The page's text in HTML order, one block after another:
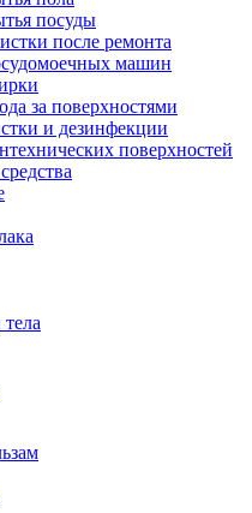
посуды
после ремонта
машин
за поверхностями
и дезинфекции
поверхностей